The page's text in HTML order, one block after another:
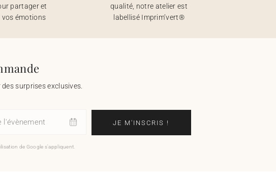
partager et
émotions
qualité, notre atelier est
labellisé Imprim’vert®
surprises exclusives.
l'évènement JE M'INSCRIS !
de Google s'appliquent.